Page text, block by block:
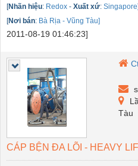
[Nhãn hiệu: Redox - Xuất xứ:
[Nơi bán: Bà Rịa - Vũng Tàu]
2011-08-19 01:46:23]
Tàu
CÁP BỆN ĐA LÕI - HEAVY